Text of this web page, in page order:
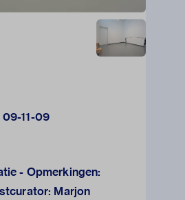
11-09
- Opmerkingen:
Marjon